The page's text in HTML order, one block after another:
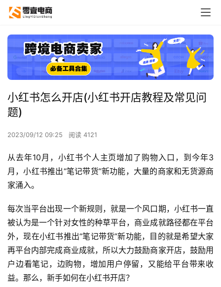
小红书怎么开店(小红书开店教程及常见问
题)
2023/09/12 09:25 阅读 4121
从去年10月，小红书个人主页增加了购物入口，到今年3
月，小红书推出“笔记带货”新功能，大量的商家和无货源商
家涌入。
每次当平台出现一个新规则，就是一个风口期，小红书一直
被认为是一个针对女性的种草平台，商业成就路径都在平台
外，现在小红书推出“笔记带货”新功能，目的就是希望大家
再平台内部完成商业成就，所以大力鼓励商家开店，鼓励用
户边看笔记，边购物，增加用户停留，又能给平台带来收
益。那么，新手如何在小红书开店？